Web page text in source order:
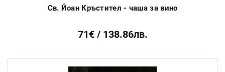
Св. Йоан Кръстител - чаша за вино
71€ / 138.86лв.